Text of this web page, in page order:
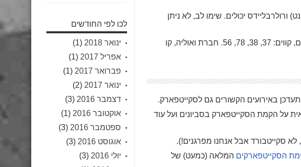
ורולרבליידס יכולים. שימו לב, לא ניתן
חברת קווים, קווים: 37, 38, 78, 56. חברת ואוליה, קו
באירועים הקשורים גם לסקייטפארק.
על הקמת הסקייטפארק בסביונים ועל עוד
לא סקייטבורד אבל אנחנו מפרגנים!).
הסקייטפארקים המלאה (כמעט) של
לכו לפי החודשים
ינואר 2018
(1)
אפריל 2017
(1)
פברואר 2017
(1)
ינואר 2017
(2)
דצמבר 2016
(3)
אוקטובר 2016
(1)
ספטמבר 2016
(3)
אוגוסט 2016
(3)
יולי 2016
(3)